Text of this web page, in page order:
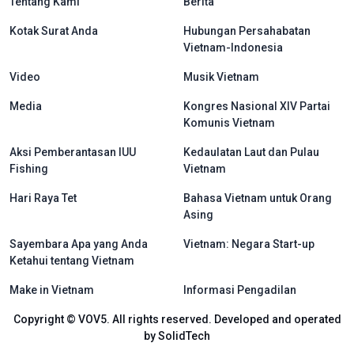
Kotak Surat Anda
Hubungan Persahabatan
Vietnam-Indonesia
Video Musik Vietnam
Media
Kongres Nasional XIV Partai
Komunis Vietnam
Aksi Pemberantasan IUU
Fishing
Kedaulatan Laut dan Pulau
Vietnam
Hari Raya Tet
Bahasa Vietnam untuk Orang
Asing
Sayembara Apa yang Anda
Ketahui tentang Vietnam
Vietnam: Negara Start-up
Make in Vietnam Informasi Pengadilan
Copyright © VOV5. All rights reserved. Developed and operated
by SolidTech